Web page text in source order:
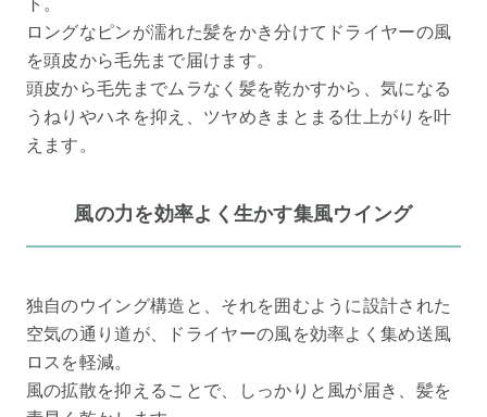
ト。
ロングなピンが濡れた髪をかき分けてドライヤーの風
を頭皮から毛先まで届けます。
頭皮から毛先までムラなく髪を乾かすから、気になる
うねりやハネを抑え、ツヤめきまとまる仕上がりを叶
えます。
風の力を効率よく生かす集風ウイング
独自のウイング構造と、それを囲むように設計された
空気の通り道が、ドライヤーの風を効率よく集め送風
ロスを軽減。
風の拡散を抑えることで、しっかりと風が届き、髪を